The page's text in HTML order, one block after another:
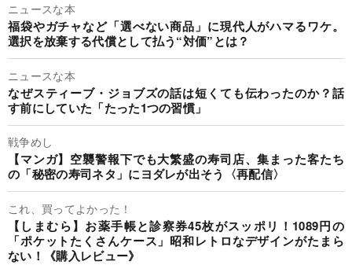
ニュースな本
福袋やガチャなど「選べない商品」に現代人がハマるワケ。
選択を放棄する代償として払う“対価”とは？
ニュースな本
なぜスティーブ・ジョブズの話は短くても伝わったのか？話
す前にしていた「たった1つの習慣」
戦争めし
【マンガ】空襲警報下でも大繁盛の寿司店、集まった客たち
の「秘密の寿司ネタ」にヨダレが出そう〈再配信〉
これ、買ってよかった！
【しまむら】お薬手帳と診察券45枚がスッポリ！1089円の
「ポケットたくさんケース」昭和レトロなデザインがたまら
ない！《購入レビュー》